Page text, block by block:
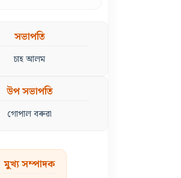
সভাপতি
চাহ আলম
উপ সভাপতি
গোপাল বৰুৱা
মুখ্য সম্পাদক